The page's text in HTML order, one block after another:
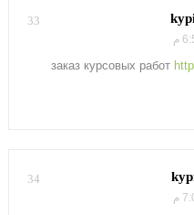
33
заказ курсовых работ
34